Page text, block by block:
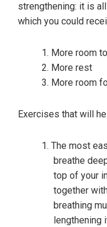
strengthening: it is
which you could
More room
More rest
More room
Exercises that will
The most
breathe
top of your
together
breathing
lengthening